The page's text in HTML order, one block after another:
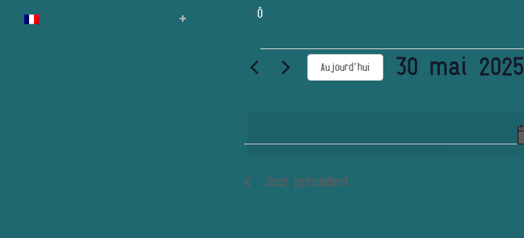
Ô
ÉVÈNEMENTS
MAI
Aujourd’hui 30 mai 2025
Jour précédent